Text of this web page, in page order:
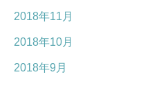
2018年11月
2018年10月
2018年9月